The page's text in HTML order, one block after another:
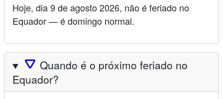
Hoje, dia 9 de agosto 2026, não é feriado no
Equador — é domingo normal.
🛆 Quando é o próximo feriado no
Equador?